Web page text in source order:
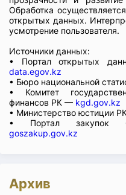
Обработка
открытых данных.
усмотрение пользователя.
Источники данных:
• Портал открытых
data.egov.kz
• Бюро национальной
• Комитет
финансов РК — kgd.gov.kz
• Министерство юстиции
• Портал закупок
goszakup.gov.kz
Архив